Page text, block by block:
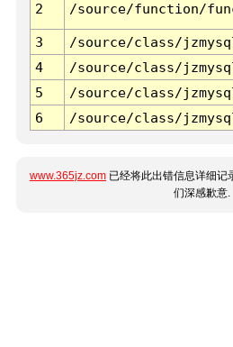
2 /source/function/
3 /source/class/
4
/source/class/
5
/source/class/
6
/source/class/
www.365jz.com 已经将此出错信息详细记
们深感歉意.